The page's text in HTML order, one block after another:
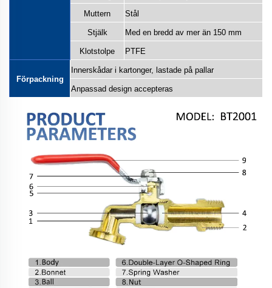
Muttern Stål
Stjälk Med en bredd av mer än 150 mm
Klotstolpe PTFE
Förpackning
Innerskådar i kartonger, lastade på pallar
Anpassad design accepteras